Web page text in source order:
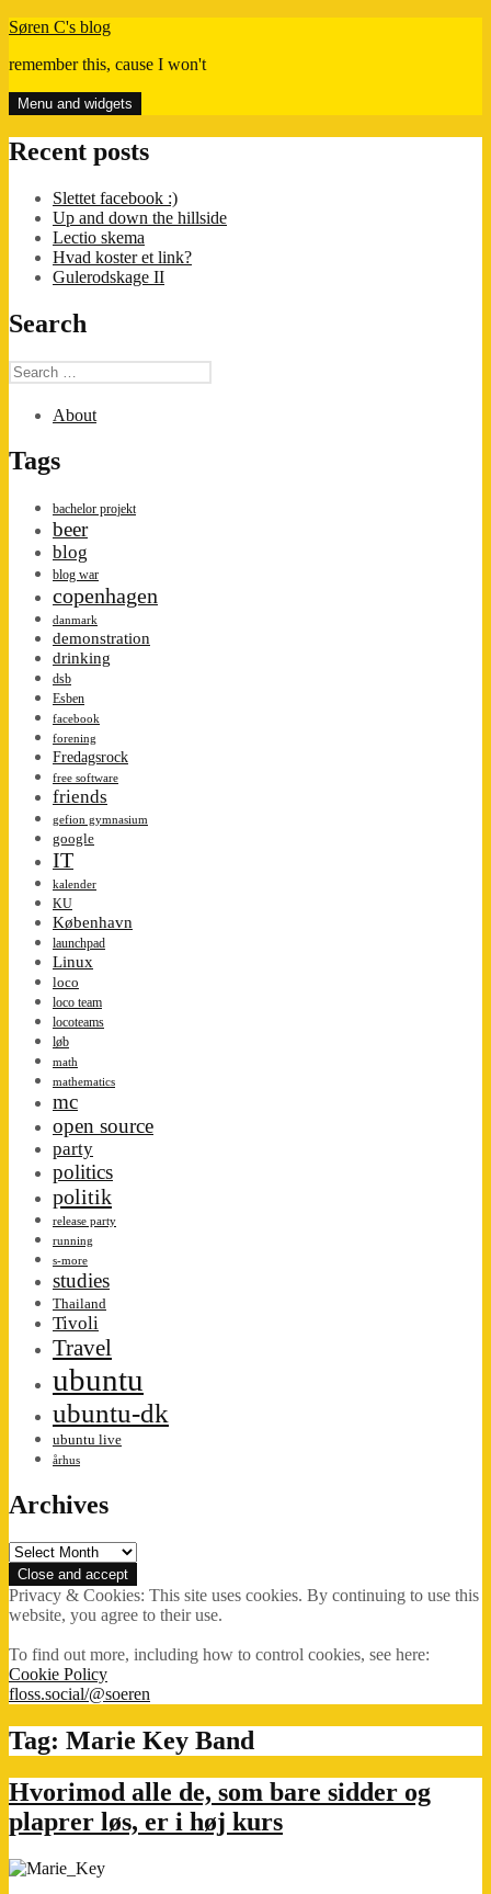
Skip
content
Søren C's blog
remember this, cause I won't
Menu and widgets
Recent posts
Slettet facebook :)
Up and down the hillside
Lectio skema
Hvad koster et link?
Gulerodskage II
Search
Search
for:
About
Tags
bachelor projekt
beer
blog
blog war
copenhagen
danmark
demonstration
drinking
dsb
Esben
facebook
forening
Fredagsrock
free software
friends
gefion gymnasium
google
IT
kalender
KU
København
launchpad
Linux
loco
loco team
locoteams
løb
math
mathematics
mc
open source
party
politics
politik
release party
running
s-more
studies
Thailand
Tivoli
Travel
ubuntu
ubuntu-dk
ubuntu live
århus
Archives
Archives
Privacy & Cookies: This site uses cookies. By continuing to use this
website, you agree to their use.
To find out more, including how to control cookies, see here:
Cookie Policy
floss.social/@soeren
Tag: Marie Key Band
Hvorimod alle de, som bare sidder og
plaprer løs, er i høj kurs